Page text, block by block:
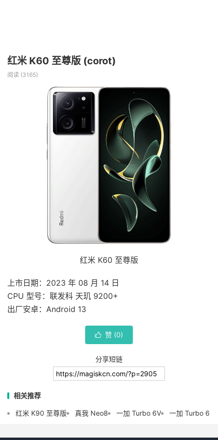
红米 K60 至尊版 (corot)
阅读 (3165)
红米 K60 至尊版
上市日期：2023 年 08 月 14 日
CPU 型号：联发科 天玑 9200+
出厂安卓：Android 13
 赞 (0)
分享短链
相关推荐
红米 K90 至尊版 真我 Neo8 一加 Turbo 6V 一加 Turbo 6